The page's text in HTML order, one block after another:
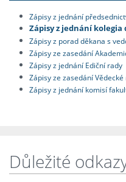
Zápisy z jednání
Zápisy z jednání kolegia
Zápisy z porad děkana s
Zápisy ze zasedání
Zápisy z jednání Ediční rady
Zápisy ze zasedání Vědecké
Zápisy z jednání komisí
Důležité